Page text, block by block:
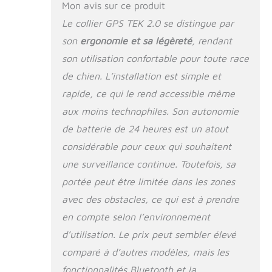
(TEK-V1.5LT et TEK-
Mon avis sur ce produit
Le collier GPS TEK 2.0 se distingue par
son ergonomie et sa légèreté, rendant
son utilisation confortable pour toute race
de chien. L’installation est simple et
rapide, ce qui le rend accessible même
aux moins technophiles. Son autonomie
de batterie de 24 heures est un atout
considérable pour ceux qui souhaitent
une surveillance continue. Toutefois, sa
portée peut être limitée dans les zones
avec des obstacles, ce qui est à prendre
en compte selon l’environnement
d’utilisation. Le prix peut sembler élevé
comparé à d’autres modèles, mais les
fonctionnalités Bluetooth et la